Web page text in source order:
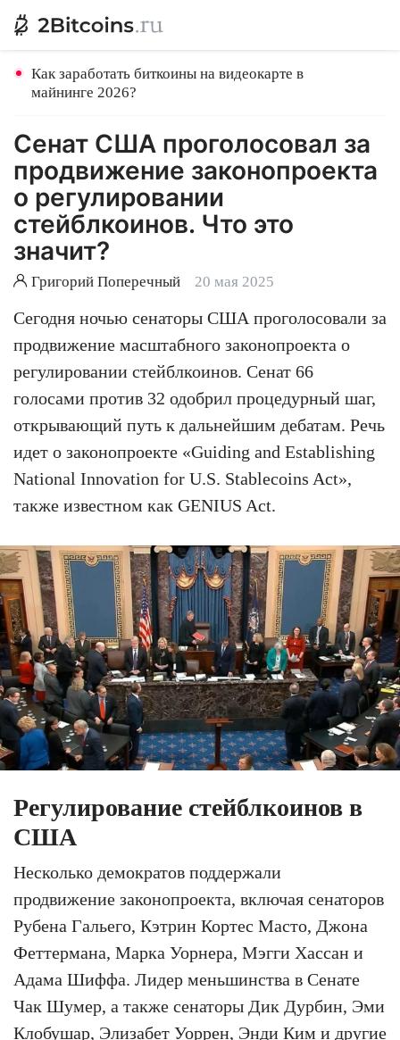
Как заработать биткоины на видеокарте в
майнинге 2026?
Сенат США проголосовал за
продвижение законопроекта
о регулировании
стейблкоинов. Что это
значит?
Григорий Поперечный 20 мая 2025
Сегодня ночью сенаторы США проголосовали за
продвижение масштабного законопроекта о
регулировании стейблкоинов. Сенат 66
голосами против 32 одобрил процедурный шаг,
открывающий путь к дальнейшим дебатам. Речь
идет о законопроекте «Guiding and Establishing
National Innovation for U.S. Stablecoins Act»,
также известном как GENIUS Act.
Регулирование стейблкоинов в
США
Несколько демократов поддержали
продвижение законопроекта, включая сенаторов
Рубена Гальего, Кэтрин Кортес Масто, Джона
Феттермана, Марка Уорнера, Мэгги Хассан и
Адама Шиффа. Лидер меньшинства в Сенате
Чак Шумер, а также сенаторы Дик Дурбин, Эми
Клобушар, Элизабет Уоррен, Энди Ким и другие